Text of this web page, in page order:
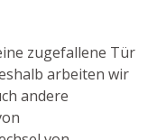
zugefallene Tür
arbeiten wir
andere